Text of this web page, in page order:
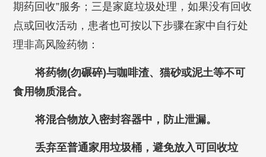
期药回收”服务；三是家庭垃圾处理，如果没有回收
点或回收活动，患者也可按以下步骤在家中自行处
理非高风险药物：
将药物(勿碾碎)与咖啡渣、猫砂或泥土等不可
食用物质混合。
将混合物放入密封容器中，防止泄漏。
丢弃至普通家用垃圾桶，避免放入可回收垃